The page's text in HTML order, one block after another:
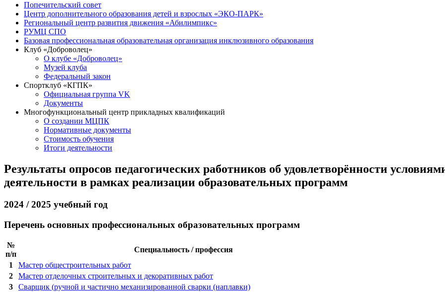
Попечительский совет
Центр дополнительного образования детей и взрослых «ЭКО-ПАРК»
Региональный центр развития движения «Абилимпикс»
РУМЦ СПО
Базовая профессиональная образовательная организация инклюзивного образования
Клуб «Доброволец»
О клубе «Доброволец»
Музей клуба
Федеральный закон
Спортклуб «КГПК»
Официальная группа VK
Документы
Многофункциональный центр прикладных квалификаций
О создании МЦПК
Нормативные документы
Стоимость обучения
Итоги деятельности
Результаты опросов педагогических работников об удовлетворённости
деятельности в рамках реализации образовательных программ
2024 / 2025 учебный год
Перечень основных профессиональных образовательных программ
№
п/п
Специальность / профессия
1
Мастер общестроительных работ
2
Мастер отделочных строительных и декоративных работ
3
Сварщик (ручной и частично механизированной сварки (наплавки)